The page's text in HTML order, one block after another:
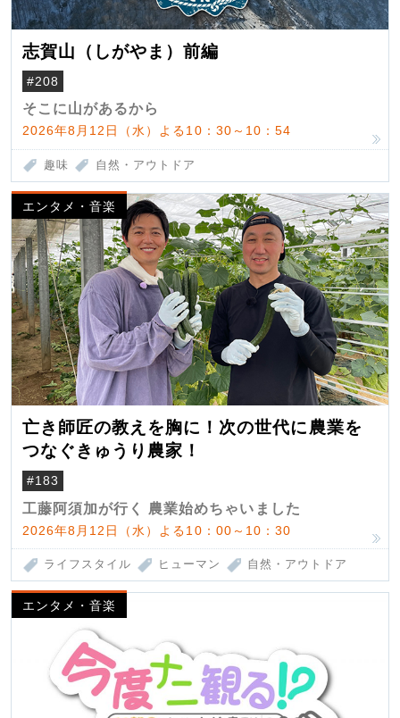
志賀山（しがやま）前編
#208
そこに山があるから
2026年8月12日（水）よる10：30～10：54
趣味 自然・アウトドア
エンタメ・音楽
亡き師匠の教えを胸に！次の世代に農業を
つなぐきゅうり農家！
#183
工藤阿須加が行く 農業始めちゃいました
2026年8月12日（水）よる10：00～10：30
ライフスタイル ヒューマン 自然・アウトドア
エンタメ・音楽